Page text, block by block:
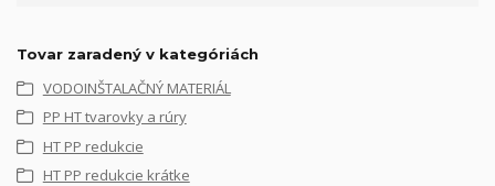
Tovar zaradený v kategóriách
VODOINŠTALAČNÝ MATERIÁL
PP HT tvarovky a rúry
HT PP redukcie
HT PP redukcie krátke